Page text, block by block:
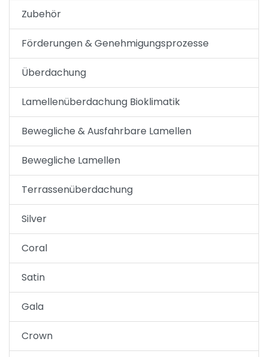
Zubehör
Förderungen & Genehmigungsprozesse
Überdachung
Lamellenüberdachung Bioklimatik
Bewegliche & Ausfahrbare Lamellen
Bewegliche Lamellen
Terrassenüberdachung
Silver
Coral
Satin
Gala
Crown